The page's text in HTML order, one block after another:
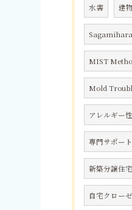
水害 建
Sagamihara
MIST
Mold
アレルギー
専門サポート
新築分譲住宅
自宅クロー